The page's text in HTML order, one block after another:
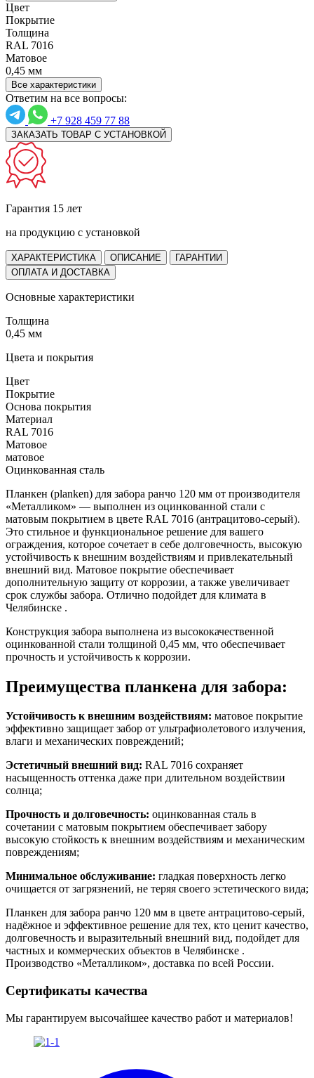
Цвет
Покрытие
Толщина
RAL 7016
Матовое
0,45 мм
Все характеристики
Ответим на все вопросы:
+7 928 459 77 88
ЗАКАЗАТЬ ТОВАР С УСТАНОВКОЙ
Гарантия 15 лет
на продукцию с установкой
ХАРАКТЕРИСТИКА ОПИСАНИЕ
ГАРАНТИИ
ОПЛАТА И ДОСТАВКА
Основные характеристики
Толщина
0,45 мм
Цвета и покрытия
Цвет
Покрытие
Основа покрытия
Материал
RAL 7016
Матовое
матовое
Оцинкованная сталь
Планкен (planken) для забора ранчо 120 мм от производителя
«Металликом» — выполнен из оцинкованной стали с
матовым покрытием в цвете RAL 7016 (антрацитово-серый).
Это стильное и функциональное решение для вашего
ограждения, которое сочетает в себе долговечность, высокую
устойчивость к внешним воздействиям и привлекательный
внешний вид. Матовое покрытие обеспечивает
дополнительную защиту от коррозии, а также увеличивает
срок службы забора. Отлично подойдет для климата в
Челябинске .
Конструкция забора выполнена из высококачественной
оцинкованной стали толщиной 0,45 мм, что обеспечивает
прочность и устойчивость к коррозии.
Преимущества планкена для забора:
Устойчивость к внешним воздействиям: матовое покрытие
эффективно защищает забор от ультрафиолетового излучения,
влаги и механических повреждений;
Эстетичный внешний вид: RAL 7016 сохраняет
насыщенность оттенка даже при длительном воздействии
солнца;
Прочность и долговечность: оцинкованная сталь в
сочетании с матовым покрытием обеспечивает забору
высокую стойкость к внешним воздействиям и механическим
повреждениям;
Минимальное обслуживание: гладкая поверхность легко
очищается от загрязнений, не теряя своего эстетического вида;
Планкен для забора ранчо 120 мм в цвете антрацитово-серый,
надёжное и эффективное решение для тех, кто ценит качество,
долговечность и выразительный внешний вид, подойдет для
частных и коммерческих объектов в Челябинске .
Производство «Металликом», доставка по всей России.
Сертификаты качества
Мы гарантируем высочайшее качество работ и материалов!